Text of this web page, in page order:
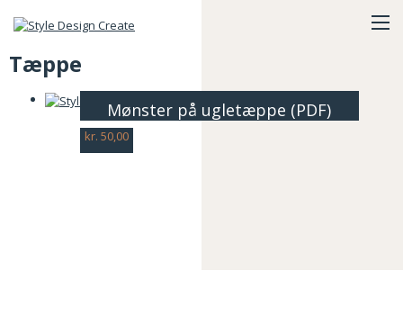
Tæppe
Mønster på ugletæppe (PDF)
kr. 50,00